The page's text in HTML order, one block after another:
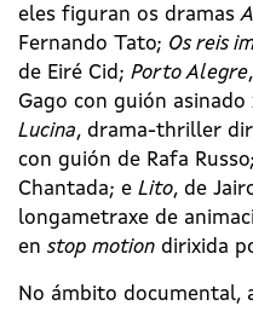
eles figuran os dramas
Fernando Tato; Os reis
de Eiré Cid; Porto Alegre
Gago con guión
Lucina, drama-thriller
con guión de Rafa
Chantada; e Lito, de
longametraxe de
en stop motion dirixida
No ámbito documental,